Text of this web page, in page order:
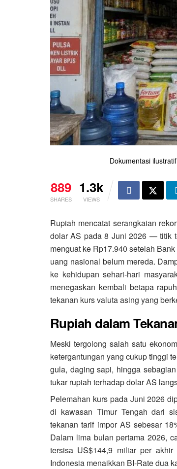
Dokumentasi
889
SHARES
1.3k
VIEWS
Rupiah mencatat serangkaian
dolar AS pada 8 Juni 2026 — titik
menguat ke Rp17.940 setelah
uang nasional belum mereda.
ke kehidupan sehari-hari
menegaskan kembali betapa
tekanan kurs valuta asing yang
Rupiah dalam
Meski tergolong salah satu
ketergantungan yang cukup tinggi
gula, daging sapi, hingga
tukar rupiah terhadap dolar AS
Pelemahan kurs pada Juni 2026
di kawasan Timur Tengah dari
tekanan tarif impor AS sebesar
Dalam lima bulan pertama 2026,
tersisa US$144,9 miliar per
Indonesia menaikkan BI-Rate dua